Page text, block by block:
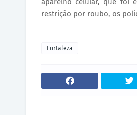
restrição por roubo, os
Fortaleza